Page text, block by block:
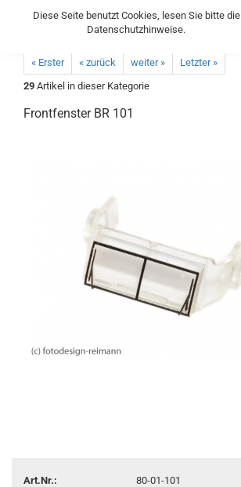
Diese Seite benutzt Cookies, lesen Sie bitte die
Datenschutzhinweise.
« Erster « zurück weiter »
Letzter »
29 Artikel in dieser Kategorie
Frontfenster BR 101
Art.Nr.:
80-01-101